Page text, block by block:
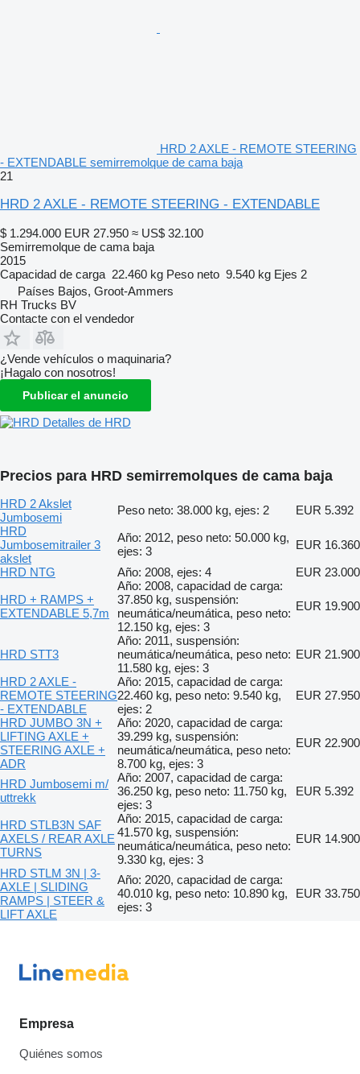
HRD 2 AXLE - REMOTE STEERING
- EXTENDABLE semirremolque de cama baja
21
HRD 2 AXLE - REMOTE STEERING - EXTENDABLE
$ 1.294.000 EUR 27.950 ≈ US$ 32.100
Semirremolque de cama baja
2015
Capacidad de carga 22.460 kg Peso neto 9.540 kg Ejes 2
Países Bajos, Groot-Ammers
RH Trucks BV
Contacte con el vendedor
¿Vende vehículos o maquinaria?
¡Hagalo con nosotros!
Publicar el anuncio
Detalles de HRD
Precios para HRD semirremolques de cama baja
HRD 2 Akslet
Jumbosemi
Peso neto: 38.000 kg, ejes: 2
EUR 5.392
HRD
Jumbosemitrailer 3
akslet
Año: 2012, peso neto: 50.000 kg,
ejes: 3
EUR 16.360
HRD NTG
Año: 2008, ejes: 4
EUR 23.000
HRD + RAMPS +
EXTENDABLE 5,7m
Año: 2008, capacidad de carga:
37.850 kg, suspensión:
neumática/neumática, peso neto:
12.150 kg, ejes: 3
EUR 19.900
HRD STT3
Año: 2011, suspensión:
neumática/neumática, peso neto:
11.580 kg, ejes: 3
EUR 21.900
HRD 2 AXLE -
REMOTE STEERING
- EXTENDABLE
Año: 2015, capacidad de carga:
22.460 kg, peso neto: 9.540 kg,
ejes: 2
EUR 27.950
HRD JUMBO 3N +
LIFTING AXLE +
STEERING AXLE +
ADR
Año: 2020, capacidad de carga:
39.299 kg, suspensión:
neumática/neumática, peso neto:
8.700 kg, ejes: 3
EUR 22.900
HRD Jumbosemi m/
uttrekk
Año: 2007, capacidad de carga:
36.250 kg, peso neto: 11.750 kg,
ejes: 3
EUR 5.392
HRD STLB3N SAF
AXELS / REAR AXLE
TURNS
Año: 2015, capacidad de carga:
41.570 kg, suspensión:
neumática/neumática, peso neto:
9.330 kg, ejes: 3
EUR 14.900
HRD STLM 3N | 3-
AXLE | SLIDING
RAMPS | STEER &
LIFT AXLE
Año: 2020, capacidad de carga:
40.010 kg, peso neto: 10.890 kg,
ejes: 3
EUR 33.750
Empresa
Quiénes somos